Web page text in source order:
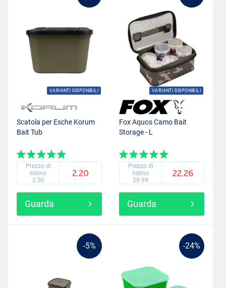
VARIANTI DISPONIBILI
Scatola per Esche Korum
Bait Tub
Prezzo di
listino
2.50
2.20
Guarda
VARIANTI DISPONIBILI
Fox Aquos Camo Bait
Storage - L
Prezzo di
listino
29.99
22.26
Guarda
-5% -24%